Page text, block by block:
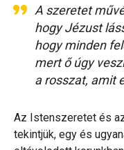
A szeretet
hogy Jézust
hogy minden
mert ő úgy
a rosszat, amit
Az Istenszeretet és
tekintjük, egy és